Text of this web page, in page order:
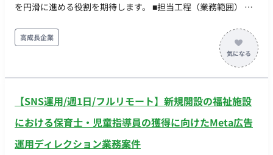
を円滑に進める役割を期待します。 ■担当工程（業務範囲） ク
に関する要件整理 オンボーディング業務の実施 その他、必要に
応じてマニュアル整備などをご相談させてください。 ■チーム
体制 既に1名カスタマーサクセスの方が、予算管理システムの
SaaSのカスタマーサクセス部門に参画しています。 追加で最大
定 現在は新規クライアントのサポートフェーズに入っており、
11月25日の週からの人員アサインが求められています。 ■案件
信頼関係を築きながら、カスタマーサクセスの専門性を高める
高成長企業
【SNS運用/週1日/フルリモート】新規開設の福祉施設
における保育士・児童指導員の獲得に向けたMeta広告
運用ディレクション業務案件